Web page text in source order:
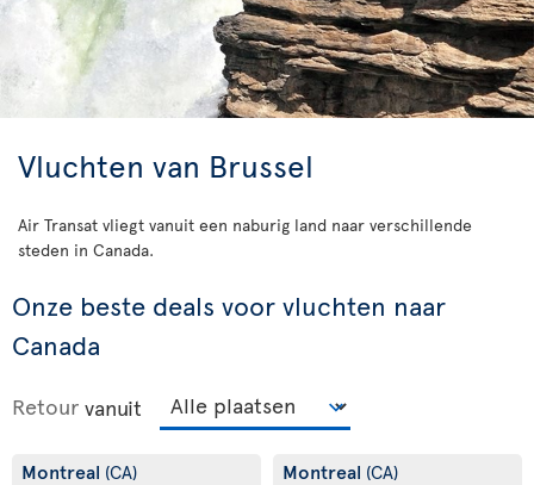
Vluchten van Brussel
Air Transat vliegt vanuit een naburig land naar verschillende
steden in Canada.
Onze beste deals voor vluchten naar
Canada
Retour vanuit
Montreal (CA) Montreal (CA)